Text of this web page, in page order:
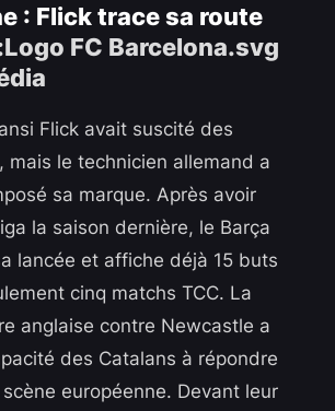
: Flick trace sa route
Flick avait suscité des
mais le technicien allemand a
sa marque. Après avoir
la saison dernière, le Barça
lancée et affiche déjà 15 buts
cinq matchs TCC. La
anglaise contre Newcastle a
des Catalans à répondre
européenne. Devant leur